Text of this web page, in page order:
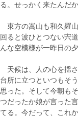
る。せっかく来たんだ
東方の嵩山も和久羅
回ると波ひとつない宍
んな空模様が一昨日の
天候は、人の心を揺
台所に立つといつもそ
思った。そして今朝も
つだったか娘が言った
てる。今だって、これ